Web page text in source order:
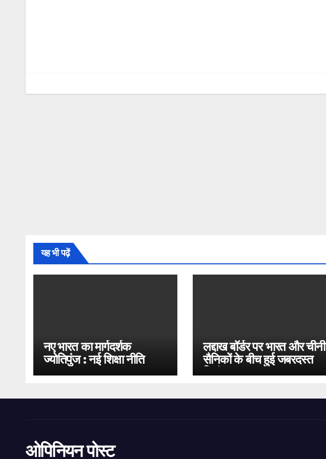
यह भी पढ़ें
नए भारत का मार्गदर्शक
ज्योतिपुंज : नई शिक्षा नीति
2020
लद्दाख बॉर्डर पर भारत और चीनी
सैनिकों के बीच हुई जबरदस्त
भिड़ंत
ओपिनियन पोस्ट